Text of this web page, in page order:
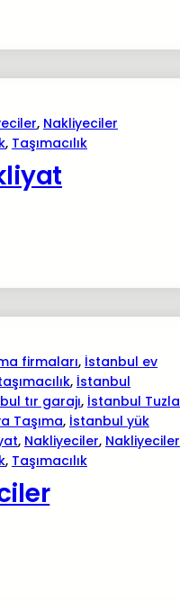
, Nakliyeciler
, Taşımacılık
firmaları, İstanbul ev
, İstanbul
tır garajı, İstanbul Tuzla
Taşıma, İstanbul yük
, Nakliyeciler, Nakliyeciler
, Taşımacılık